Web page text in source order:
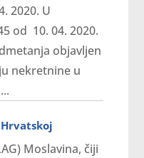
2020. U
od 10. 04. 2020.
objavljen
nekretnine u
Moslavina, čiji